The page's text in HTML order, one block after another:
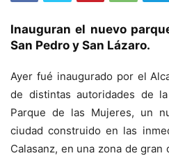
Inauguran el nuevo
San Pedro y San Lázaro.
Ayer fué inaugurado por el
de distintas autoridades de
Parque de las Mujeres, un
ciudad construido en las
Calasanz, en una zona de